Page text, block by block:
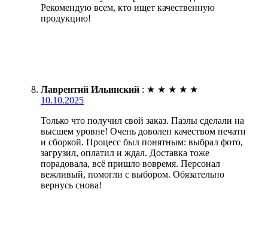
Рекомендую всем, кто ищет качественную
продукцию!
Лаврентий Ильинский : ★ ★ ★ ★ ★
10.10.2025
Только что получил свой заказ. Пазлы сделали на
высшем уровне! Очень доволен качеством печати
и сборкой. Процесс был понятным: выбрал фото,
загрузил, оплатил и ждал. Доставка тоже
порадовала, всё пришло вовремя. Персонал
вежливый, помогли с выбором. Обязательно
вернусь снова!